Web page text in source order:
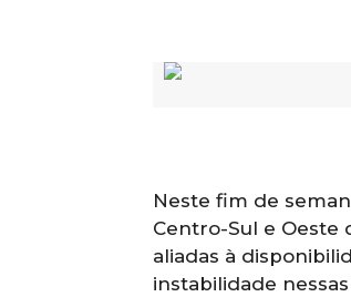
Neste fim de
Centro-Sul e Oeste
aliadas à
instabilidade